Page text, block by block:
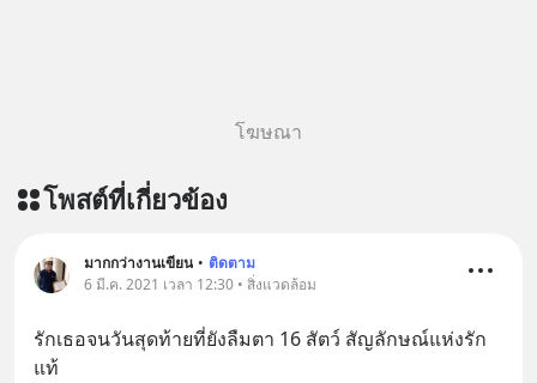
ผ่าน Line OA ด.ดล Blog คลิกเลย -->
สนับสนุนโดย 📣
เครียด หลับยาก ผมอยากแนะนำ
ผลิตภัณฑ์เสริมอาหาร Diip CBD ช่วย
บรรเทาความเครียด ลดความวิตกกังวล
เพิ่มการผ่อนคลาย ซึ่งช่วยให้การนอน
โฆษณา
โพสต์ที่เกี่ยวข้อง
มากกว่างานเขียน • ติดตาม
6 มี.ค. 2021 เวลา 12:30 • สิ่งแวดล้อม
รักเธอจนวันสุดท้ายที่ยังลืมตา 16 สัตว์ สัญลักษณ์แห่งรัก
แท้